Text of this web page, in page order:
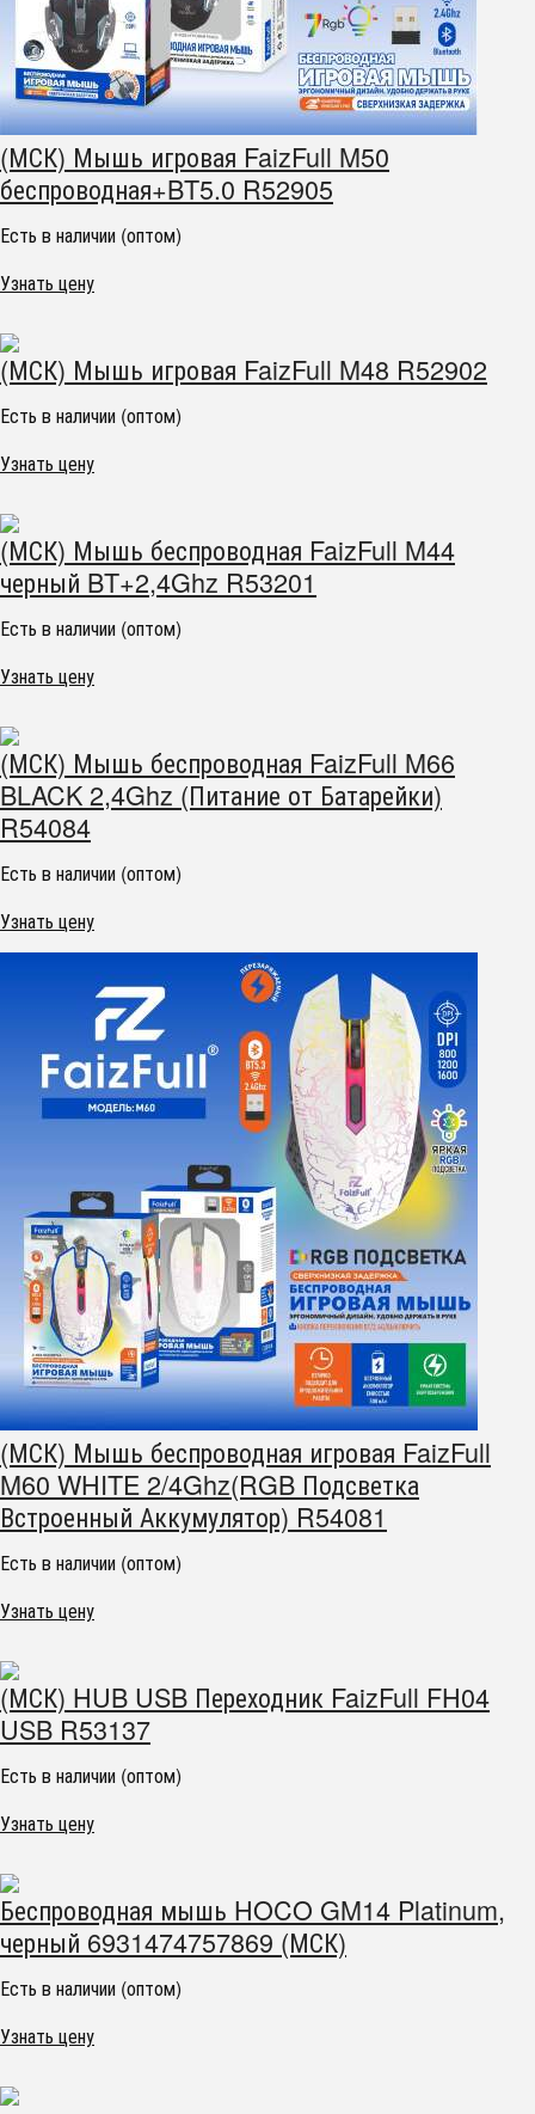
(МСК) Мышь игровая FaizFull M50
беспроводная+BT5.0 R52905
Есть в наличии (оптом)
Узнать цену
(МСК) Мышь игровая FaizFull M48 R52902
Есть в наличии (оптом)
Узнать цену
(МСК) Мышь беспроводная FaizFull M44
черный BT+2,4Ghz R53201
Есть в наличии (оптом)
Узнать цену
(МСК) Мышь беспроводная FaizFull M66
BLACK 2,4Ghz (Питание от Батарейки)
R54084
Есть в наличии (оптом)
Узнать цену
(МСК) Мышь беспроводная игровая FaizFull
M60 WHITE 2/4Ghz(RGB Подсветка
Встроенный Аккумулятор) R54081
Есть в наличии (оптом)
Узнать цену
(МСК) HUB USB Переходник FaizFull FH04
USB R53137
Есть в наличии (оптом)
Узнать цену
Беспроводная мышь HOCO GM14 Platinum,
черный 6931474757869 (МСК)
Есть в наличии (оптом)
Узнать цену